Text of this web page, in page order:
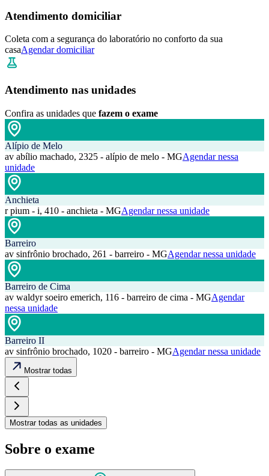
Atendimento domiciliar
Coleta com a segurança do laboratório no conforto da sua
casaAgendar domiciliar
Atendimento nas unidades
Confira as unidades que fazem o exame
Alípio de Melo
av abílio machado, 2325 - alípio de melo - MGAgendar nessa
unidade
Anchieta
r pium - i, 410 - anchieta - MGAgendar nessa unidade
Barreiro
av sinfrônio brochado, 261 - barreiro - MGAgendar nessa unidade
Barreiro de Cima
av waldyr soeiro emerich, 116 - barreiro de cima - MGAgendar
nessa unidade
Barreiro II
av sinfrônio brochado, 1020 - barreiro - MGAgendar nessa unidade
Mostrar todas
Mostrar todas as unidades
Sobre o exame